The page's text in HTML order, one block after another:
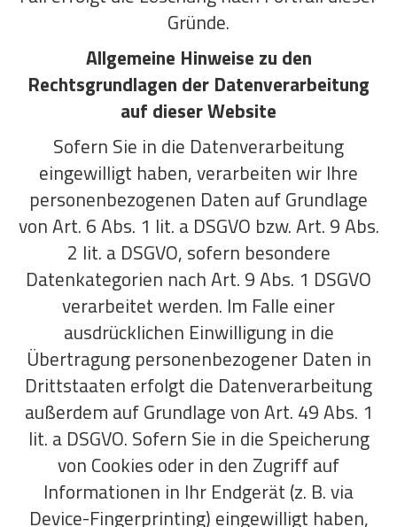
Gründe.
Allgemeine Hinweise zu den
Rechtsgrundlagen der Datenverarbeitung
auf dieser Website
Sofern Sie in die Datenverarbeitung
eingewilligt haben, verarbeiten wir Ihre
personenbezogenen Daten auf Grundlage
von Art. 6 Abs. 1 lit. a DSGVO bzw. Art. 9 Abs.
2 lit. a DSGVO, sofern besondere
Datenkategorien nach Art. 9 Abs. 1 DSGVO
verarbeitet werden. Im Falle einer
ausdrücklichen Einwilligung in die
Übertragung personenbezogener Daten in
Drittstaaten erfolgt die Datenverarbeitung
außerdem auf Grundlage von Art. 49 Abs. 1
lit. a DSGVO. Sofern Sie in die Speicherung
von Cookies oder in den Zugriff auf
Informationen in Ihr Endgerät (z. B. via
Device-Fingerprinting) eingewilligt haben,